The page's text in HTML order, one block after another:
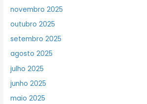
novembro 2025
outubro 2025
setembro 2025
agosto 2025
julho 2025
junho 2025
maio 2025